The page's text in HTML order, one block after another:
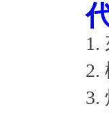
1.
2.
3.